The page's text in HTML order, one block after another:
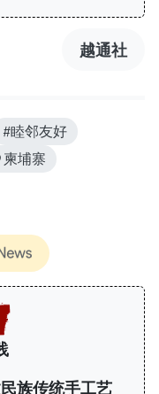
越通社
#睦邻友好
柬埔寨
族传统手工艺